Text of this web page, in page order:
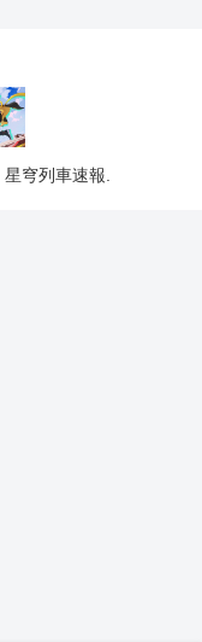
穹列車速報.